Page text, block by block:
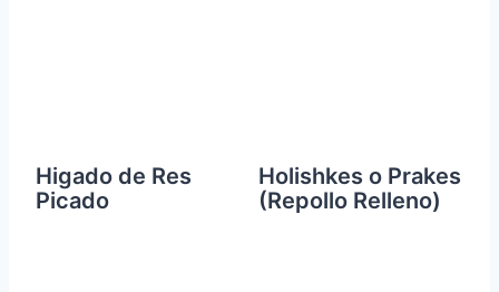
Higado de Res
Picado
Holishkes o Prakes
(Repollo Relleno)